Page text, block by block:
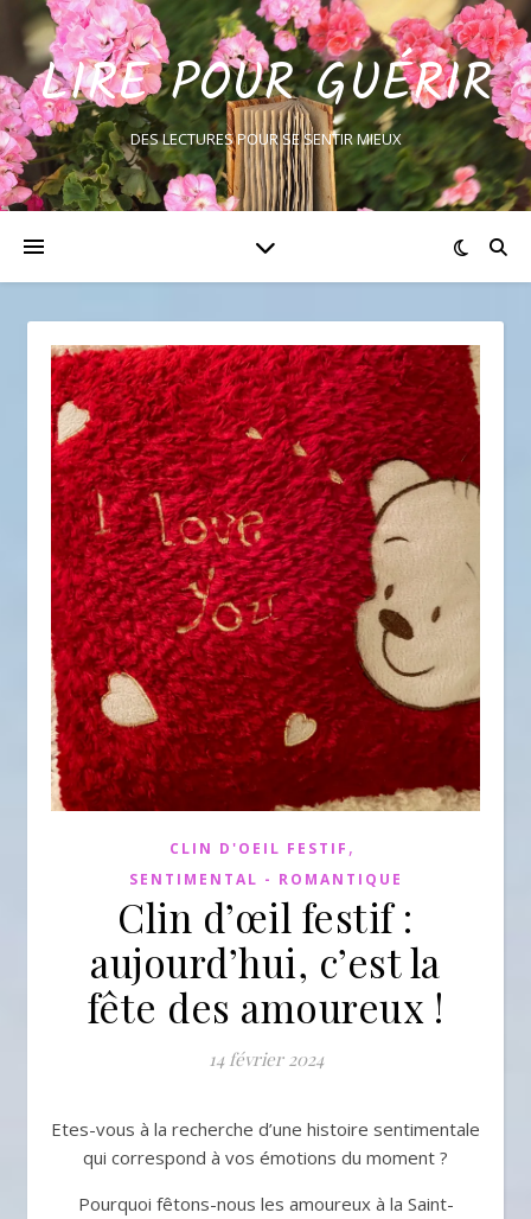
LIRE POUR GUÉRIR
DES LECTURES POUR SE SENTIR MIEUX
CLIN D'OEIL FESTIF ,
SENTIMENTAL - ROMANTIQUE
Clin d’œil festif :
aujourd’hui, c’est la
fête des amoureux !
14 février 2024
Etes-vous à la recherche d’une histoire sentimentale
qui correspond à vos émotions du moment ?
Pourquoi fêtons-nous les amoureux à la Saint-